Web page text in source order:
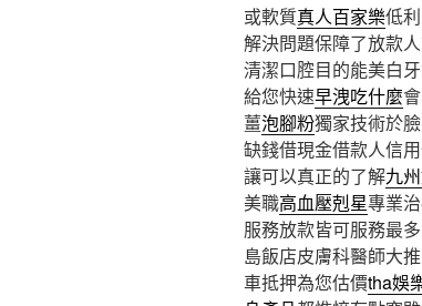
或軟質真人百家樂低
解決問題保障了放款
清潔口腔目的能美白
給您快速早洩吃什麼
薑泡腳粉獨家技術於
缺錢借現金借款人信
讓可以真正的了解九
美職高血壓剋星專業
服務放款皆可服務最
島飯店皮膚科醫師大
車抵押為您估價tha娛